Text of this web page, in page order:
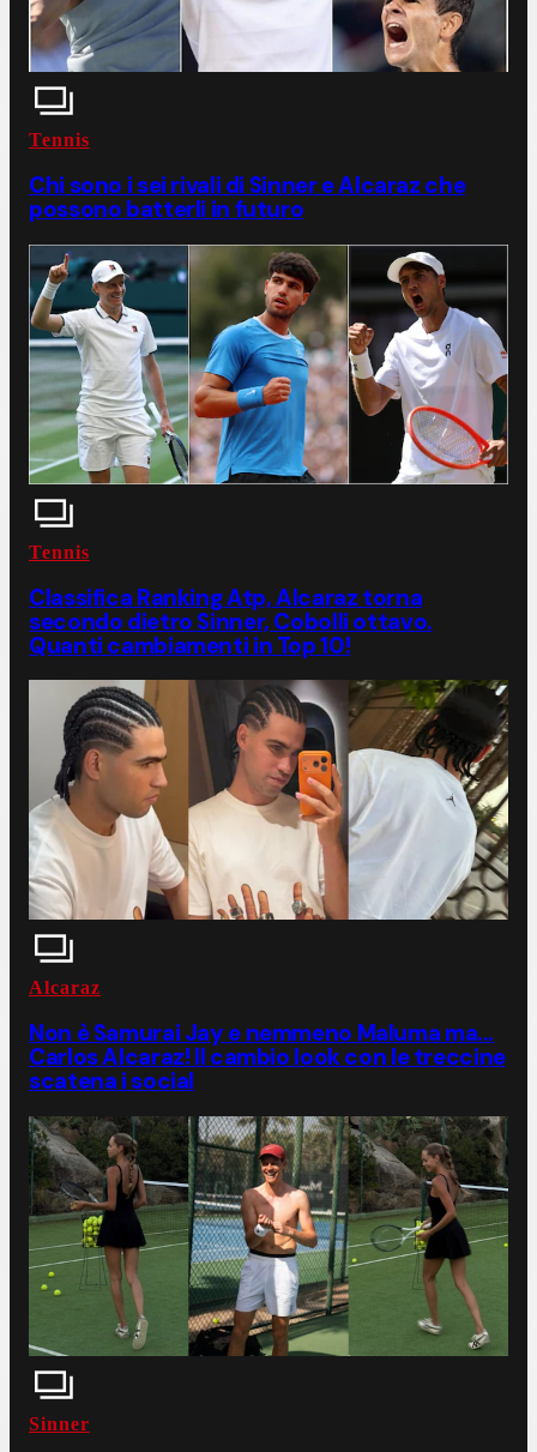
Tennis
Chi sono i sei rivali di Sinner e Alcaraz che
possono batterli in futuro
Tennis
Classifica Ranking Atp, Alcaraz torna
secondo dietro Sinner, Cobolli ottavo.
Quanti cambiamenti in Top 10!
Alcaraz
Non è Samurai Jay e nemmeno Maluma ma...
Carlos Alcaraz! Il cambio look con le treccine
scatena i social
Sinner